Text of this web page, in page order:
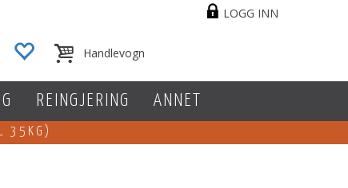
LOGG INN
REINGJERING ANNET
35KG)